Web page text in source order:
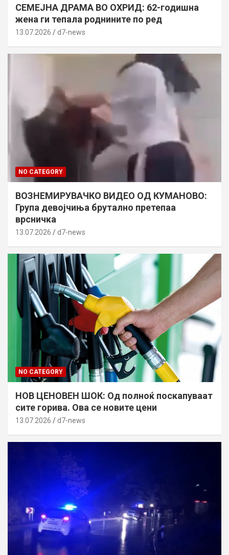
СЕМЕЈНА ДРАМА ВО ОХРИД: 62-годишна
жена ги тепала роднините по ред
13.07.2026 d7-news
NO CATEGORY
ВОЗНЕМИРУВАЧКО ВИДЕО ОД КУМАНОВО:
Група девојчиња брутално претепаа
врсничка
13.07.2026 d7-news
NO CATEGORY
НОВ ЦЕНОВЕН ШОК: Од полноќ поскапуваат
сите горива. Ова се новите цени
13.07.2026 d7-news